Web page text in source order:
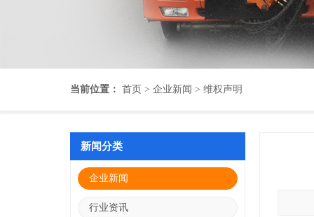
当前位置： 首页 > 企业新闻 > 维权声明
新闻分类
企业新闻
行业资讯